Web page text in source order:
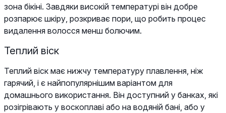
зона бікіні. Завдяки високій температурі він добре
розпарює шкіру, розкриває пори, що робить процес
видалення волосся менш болючим.
Теплий віск
Теплий віск має нижчу температуру плавлення, ніж
гарячий, і є найпопулярнішим варіантом для
домашнього використання. Він доступний у банках, які
розігрівають у воскоплаві або на водяній бані, або у